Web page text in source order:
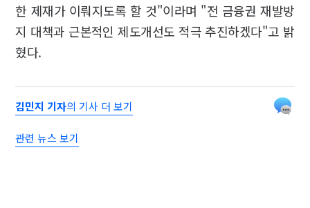
한 제재가 이뤄지도록 할 것"이라며 "전 금융권 재발방
지 대책과 근본적인 제도개선도 적극 추진하겠다"고 밝
혔다.
김민지 기자의 기사 더 보기
관련 뉴스 보기